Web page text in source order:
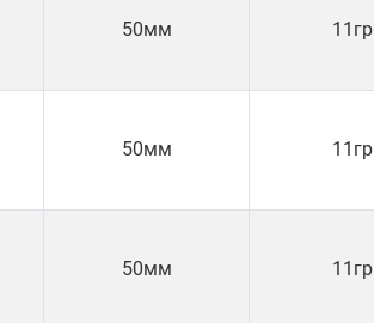
50мм 11гр
50мм 11гр
50мм 11гр